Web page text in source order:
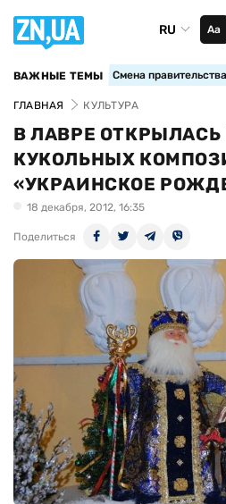
RU Аа
ВАЖНЫЕ ТЕМЫ Смена
ГЛАВНАЯ КУЛЬТУРА
В ЛАВРЕ
КУКОЛЬНЫХ
«УКРАИНСКОЕ
18 декабря, 2012, 16:35
Поделиться